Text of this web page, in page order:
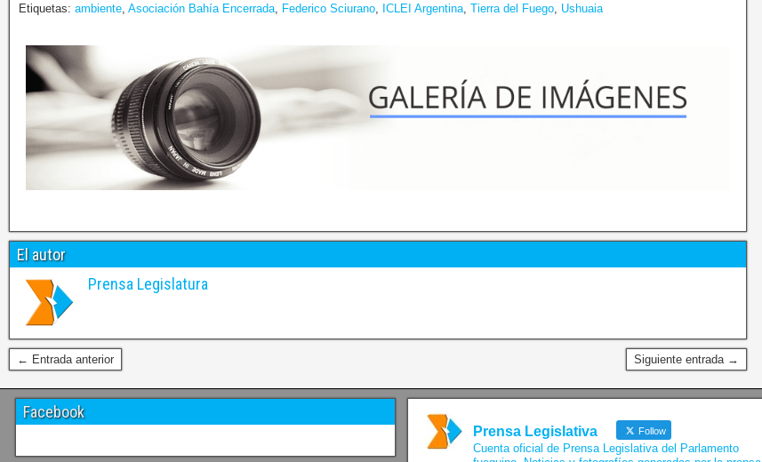
Etiquetas: ambiente Asociación Bahía Encerrada Federico Sciurano ICLEI Argentina Tierra del Fuego Ushuaia
El autor
Prensa Legislatura
← Entrada anterior Siguiente entrada →
Facebook
Prensa Legislativa Follow
Cuenta oficial de Prensa Legislativa del Parlamento